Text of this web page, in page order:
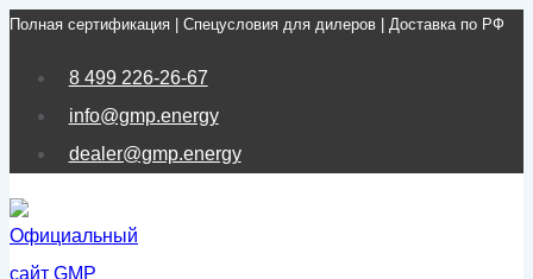
Перейти
Полная сертификация | Спецусловия для дилеров | Доставка по РФ
8 499 226-26-67
info@gmp.energy
dealer@gmp.energy